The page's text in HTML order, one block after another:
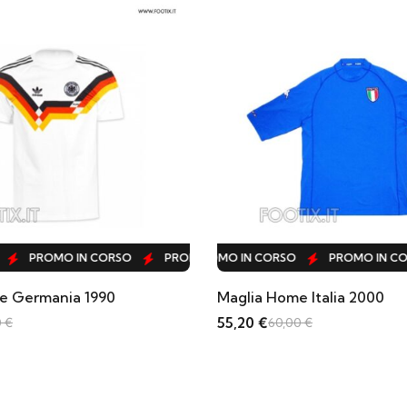
PROMO IN CORSO PROMO IN CORSO
CORSO PROMO IN CORSO PROMO IN CORSO PROMO
IN CORSO PROMO IN CORSO PROMO IN CORSO
PROMO IN CORSO PROMO IN CORSO PROMO IN CORSO
Maglia Home Italia 2000
PROMO IN CORSO PROMO IN CORSO
Maglia